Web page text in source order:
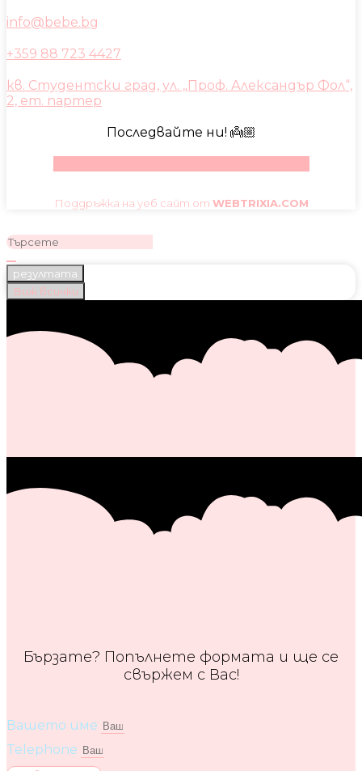
info@bebe.bg
+359 88 723 4427
кв. Студентски град, ул. „Проф. Александър Фол“,
2, ет. партер
Последвайте ни! 👼🏼
Поддръжка на уеб сайт от WEBTRIXIA.COM
резултата
Виж всички
Бързате? Попълнете формата и ще се
свържем с Вас!
Вашето име
Telephone